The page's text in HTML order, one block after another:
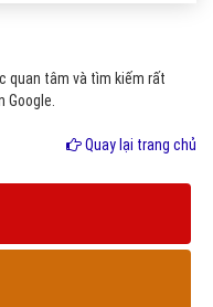
quan tâm và tìm kiếm rất
Quay lại trang chủ